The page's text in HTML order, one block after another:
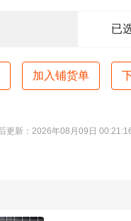
已
加入铺货单
更新：2026年08月09日